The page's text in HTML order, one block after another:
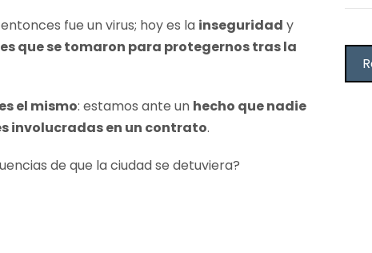
fue un virus; hoy es la inseguridad y
que se tomaron para protegernos tras la
el mismo: estamos ante un hecho que nadie
involucradas en un contrato.
de que la ciudad se detuviera?